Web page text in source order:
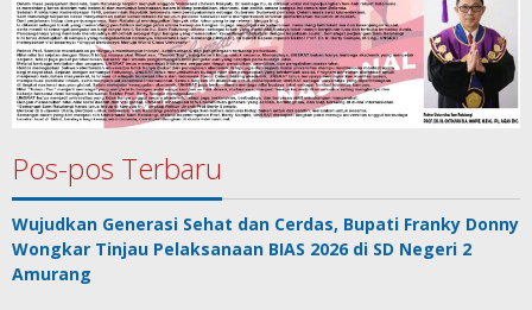
Pos-pos Terbaru
Wujudkan Generasi Sehat dan Cerdas, Bupati Franky Donny
Wongkar Tinjau Pelaksanaan BIAS 2026 di SD Negeri 2
Amurang